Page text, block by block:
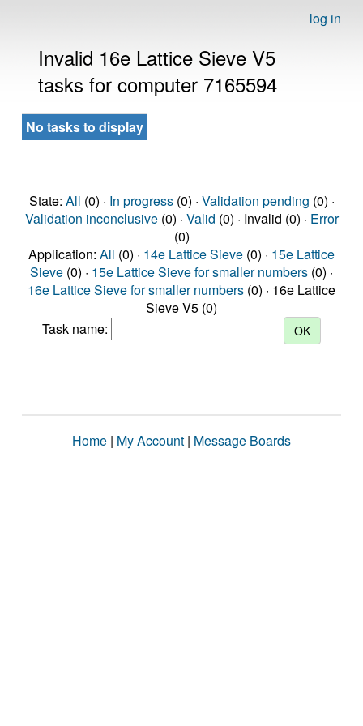
log in
Invalid 16e Lattice Sieve V5
tasks for computer 7165594
No tasks to display
State: All (0) · In progress(0) · Validation pending (0) ·
Validation inconclusive(0) · Valid (0) · Invalid (0) · Error
(0)
Application: All (0) · 14e Lattice Sieve (0) · 15e Lattice
Sieve (0) · 15e Lattice Sieve for smaller numbers (0) ·
16e Lattice Sieve for smaller numbers (0) · 16e Lattice
Sieve V5 (0)
Task name:
Home | My Account | Message Boards